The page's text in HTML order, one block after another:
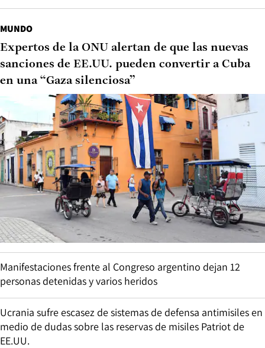
MUNDO
Expertos de la ONU alertan de que las nuevas
sanciones de EE.UU. pueden convertir a Cuba
en una “Gaza silenciosa”
Manifestaciones frente al Congreso argentino dejan 12
personas detenidas y varios heridos
Ucrania sufre escasez de sistemas de defensa antimisiles en
medio de dudas sobre las reservas de misiles Patriot de
EE.UU.